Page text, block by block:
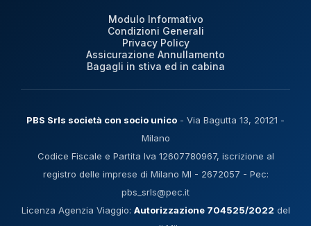
Modulo Informativo
Condizioni Generali
Privacy Policy
Assicurazione Annullamento
Bagagli in stiva ed in cabina
PBS Srls società con socio unico - Via Bagutta 13, 20121 -
Milano
Codice Fiscale e Partita Iva 12607780967, iscrizione al
registro delle imprese di Milano MI - 2672057 - Pec:
pbs_srls@pec.it
Licenza Agenzia Viaggio: Autorizzazione 704525/2022 del